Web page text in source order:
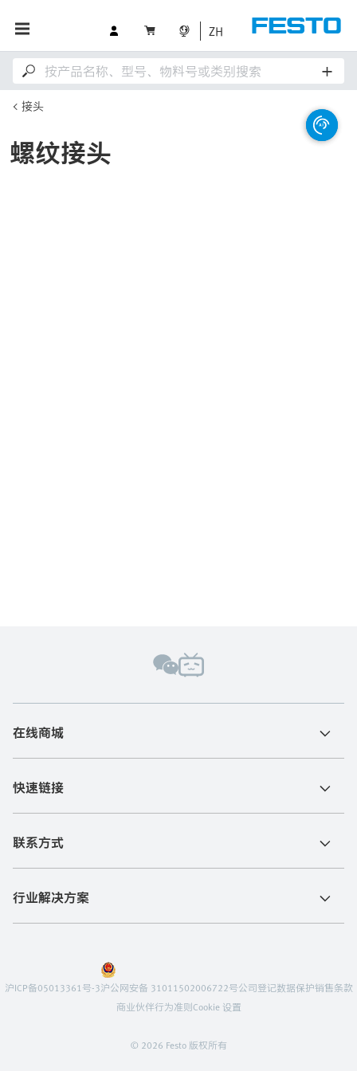
ZH
接头
螺纹接头
在线商城
快速链接
联系方式
行业解决方案
© 2026 Festo 版权所有
沪ICP备05013361号-3沪公网安备 31011502006722号公司登记数据保护销售条款
商业伙伴行为准则Cookie 设置